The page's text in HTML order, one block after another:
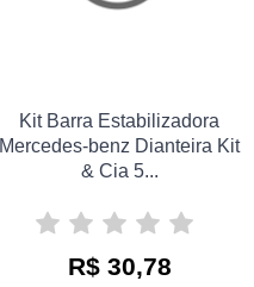
Kit Barra Estabilizadora
Mercedes-benz Dianteira Kit
& Cia 5...
R$ 30,78